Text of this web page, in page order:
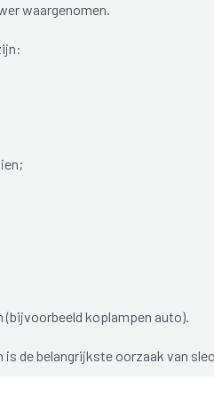
waargenomen.
koplampen auto).
is de belangrijkste oorzaak van